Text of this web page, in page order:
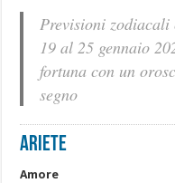
Previsioni zodiacali
19 al 25 gennaio
fortuna con un
segno
ARIETE
Amore